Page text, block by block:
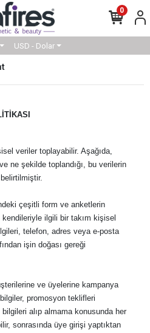
0
USD - Dolar
veriler toplayabilir. Aşağıda,
ne şekilde toplandığı, bu verilerin
çeşitli form ve anketlerin
ilgili bir takım kişisel
telefon, adres veya e-posta
işin doğası gereği
ve üyelerine kampanya
promosyon teklifleri
alıp almama konusunda her
sonrasında üye girişi yaptıktan